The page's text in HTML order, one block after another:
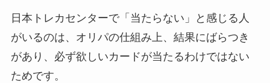
日本トレカセンターで「当たらない」と感じる人
がいるのは、オリパの仕組み上、結果にばらつき
があり、必ず欲しいカードが当たるわけではない
ためです。